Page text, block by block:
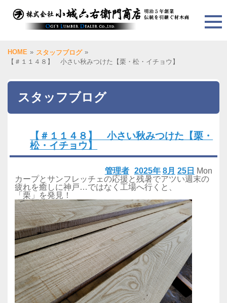
HOME » スタッフブログ »
【＃１１４８】 小さい秋みつけた【栗・松・イチョウ】
スタッフブログ
【＃１１４８】 小さい秋みつけた【栗・
松・イチョウ】
2025年 8月 25日 Mon
管理者
カープとサンフレッチェの応援と残暑でアツい週末の
疲れを癒しに神戸…ではなく工場へ行くと、
「栗」を発見！